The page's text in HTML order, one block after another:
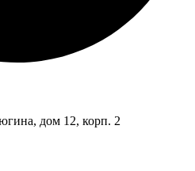
дом 12, корп. 2